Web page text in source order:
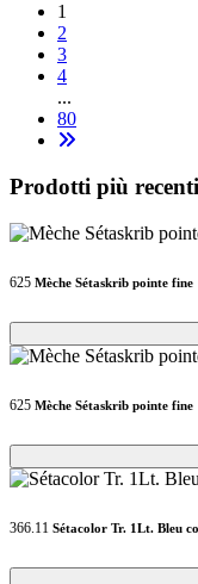
1
2
3
4
...
80
Prodotti più recenti
625 Mèche Sétaskrib pointe fine
Loading...
Loading...
625 Mèche Sétaskrib pointe fine
Loading...
Loading...
366.11 Sétacolor Tr. 1Lt. Bleu
Loading...
Loading...